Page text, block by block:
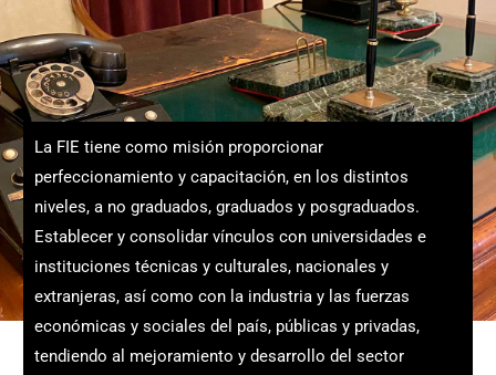
La FIE tiene como misión proporcionar
perfeccionamiento y capacitación, en los distintos
niveles, a no graduados, graduados y posgraduados.
Establecer y consolidar vínculos con universidades e
instituciones técnicas y culturales, nacionales y
extranjeras, así como con la industria y las fuerzas
económicas y sociales del país, públicas y privadas,
tendiendo al mejoramiento y desarrollo del sector